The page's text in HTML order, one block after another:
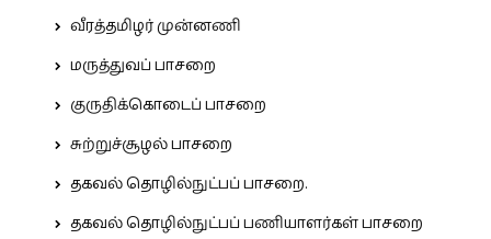
வீரத்தமிழர் முன்னணி
மருத்துவப் பாசறை
குருதிக்கொடைப் பாசறை
சுற்றுச்சூழல் பாசறை
தகவல் தொழில்நுட்பப் பாசறை.
தகவல் தொழில்நுட்பப் பணியாளர்கள் பாசறை